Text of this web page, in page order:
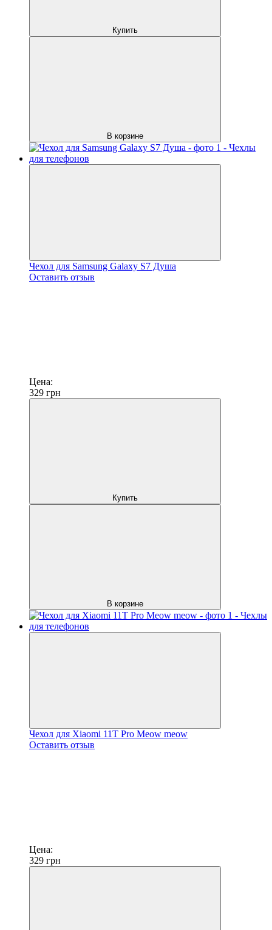
Купить
В корзине
Чехол для Samsung Galaxy S7 Душа
Оставить отзыв
Цена:
329 грн
Купить
В корзине
Чехол для Xiaomi 11T Pro Meow meow
Оставить отзыв
Цена:
329 грн